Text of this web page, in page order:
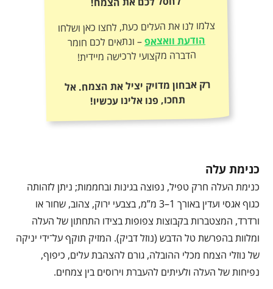
צלמו לנו את העלים כעת, לחצו כאן ושלחו
הודעת וואצאפ– ונתאים לכם חומר
הדברה מקצועי לרכישה מיידית!
רק אבחון מדויק יציל את הצמח. אל
תחכו, פנו אלינו עכשיו!
כנימת עלה
כנימת העלה חרק טפיל, נפוצה בגינות ובחממות; ניתן לזהותה
כגוף אגסי ועדין באורך 1–3 מ”מ, בצבעי ירוק, צהוב, שחור או
ורדרד, המצטברות בקבוצות צפופות בצידו התחתון של העלה
ומלוות בהפרשת טל הדבש (נוזל דביק). המזיק תוקף על־ידי יניקה
של נוזלי הצמח מכלי ההובלה, גורם להצהבת עלים, כיפוף,
נפיחות של העלה ולעיתים להעברת וירוסים בין צמחים.